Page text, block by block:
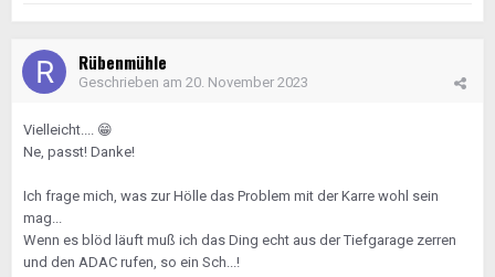
Rübenmühle
Geschrieben am 20. November 2023
Vielleicht.... 😁
Ne, passt! Danke!
Ich frage mich, was zur Hölle das Problem mit der Karre wohl sein
mag...
Wenn es blöd läuft muß ich das Ding echt aus der Tiefgarage zerren
und den ADAC rufen, so ein Sch...!